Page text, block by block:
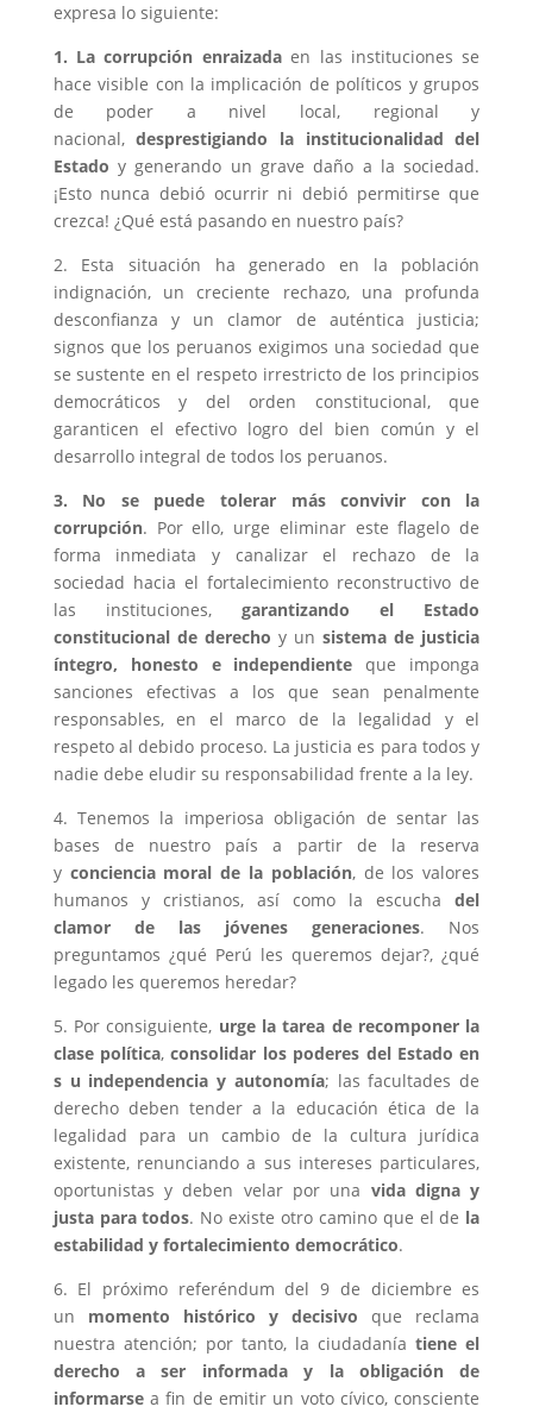
expresa lo siguiente:
1. La corrupción enraizadaen las instituciones se
hace visible con la implicación de políticos y grupos
de poder a nivel local, regional y
nacional,desprestigiando la institucionalidad del
Estadoy generando un grave daño a la sociedad.
¡Esto nunca debió ocurrir ni debió permitirse que
crezca! ¿Qué está pasando en nuestro país?
2. Esta situación ha generado en la población
indignación, un creciente rechazo, una profunda
desconfianza y un clamor de auténtica justicia;
signos que los peruanos exigimos una sociedad que
se sustente en el respeto irrestricto de los principios
democráticos y del orden constitucional, que
garanticen el efectivo logro del bien común y el
desarrollo integral de todos los peruanos.
3. No se puede tolerar más convivir con la
corrupción. Por ello, urge eliminar este flagelo de
forma inmediata y canalizar el rechazo de la
sociedad hacia el fortalecimiento reconstructivo de
las instituciones, garantizando el Estado
constitucional de derecho y unsistema de justicia
íntegro, honesto e independienteque imponga
sanciones efectivas a los que sean penalmente
responsables, en el marco de la legalidad y el
respeto al debido proceso. La justicia es para todos y
nadie debe eludir su responsabilidad frente a la ley.
4. Tenemos la imperiosa obligación de sentar las
bases de nuestro país a partir de la reserva
y conciencia moral de la población, de los valores
humanos y cristianos, así como la escuchadel
clamor de las jóvenes generaciones. Nos
preguntamos ¿qué Perú les queremos dejar?, ¿qué
legado les queremos heredar?
5. Por consiguiente, urge la tarea de recomponer la
clase política,consolidar los poderes del Estado en
s u independencia y autonomía; las facultades de
derecho deben tender a la educación ética de la
legalidad para un cambio de la cultura jurídica
existente, renunciando a sus intereses particulares,
oportunistas y deben velar por una vida digna y
justa para todos. No existe otro camino que el de la
estabilidad y fortalecimiento democrático.
6. El próximo referéndum del 9 de diciembre es
un momento histórico y decisivoque reclama
nuestra atención; por tanto, la ciudadaníatiene el
derecho a ser informada y la obligación de
informarsea fin de emitir un voto cívico, consciente